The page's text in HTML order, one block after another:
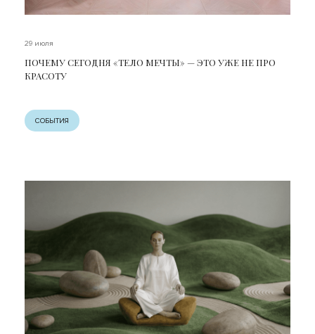
29 июля
ПОЧЕМУ СЕГОДНЯ «ТЕЛО МЕЧТЫ» — ЭТО УЖЕ НЕ ПРО
КРАСОТУ
СОБЫТИЯ